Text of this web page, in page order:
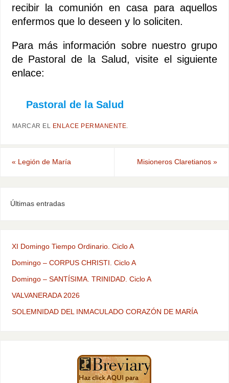
recibir la comunión en casa para aquellos
enfermos que lo deseen y lo soliciten.
Para más información sobre nuestro grupo
de Pastoral de la Salud, visite el siguiente
enlace:
Pastoral de la Salud
MARCAR EL ENLACE PERMANENTE.
« Legión de María Misioneros Claretianos»
Últimas entradas
XI Domingo Tiempo Ordinario. Ciclo A
Domingo – CORPUS CHRISTI. Ciclo A
Domingo – SANTÍSIMA. TRINIDAD. Ciclo A
VALVANERADA 2026
SOLEMNIDAD DEL INMACULADO CORAZÓN DE MARÍA